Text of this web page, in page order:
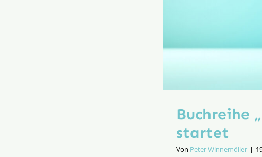
Buchreihe
startet
Von Peter Winnemöller |